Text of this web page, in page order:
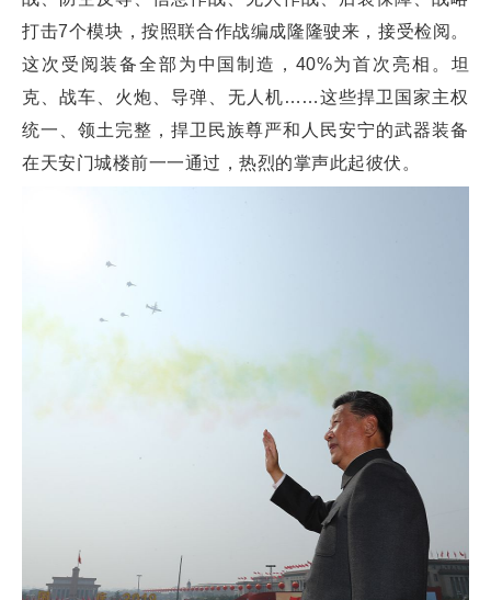
打击7个模块，按照联合作战编成隆隆驶来，接受检阅。
这次受阅装备全部为中国制造，40%为首次亮相。坦
克、战车、火炮、导弹、无人机……这些捍卫国家主权
统一、领土完整，捍卫民族尊严和人民安宁的武器装备
在天安门城楼前一一通过，热烈的掌声此起彼伏。